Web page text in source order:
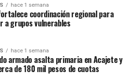
porque con este programa podemos
y apoyar en obras que son
se realiza con
hace 1 semana
coordinación regional para
a grupos vulnerables
hace 1 semana
armado asalta primaria en Acajete y
de 180 mil pesos de cuotas